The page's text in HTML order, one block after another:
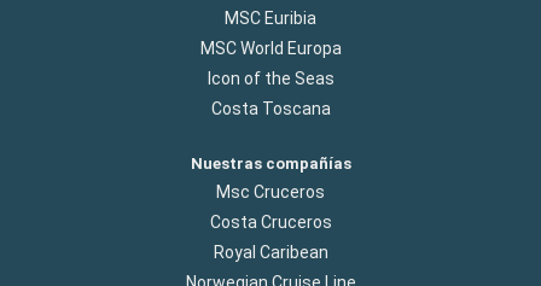
MSC Euribia
MSC World Europa
Icon of the Seas
Costa Toscana
Nuestras compañías
Msc Cruceros
Costa Cruceros
Royal Caribean
Norwegian Cruise Line